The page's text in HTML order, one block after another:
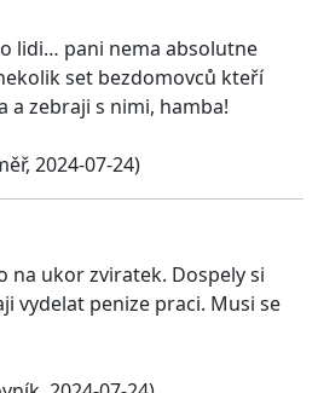
lidi… pani nema absolutne
set bezdomovců kteří
a zebraji s nimi, hamba!
2024-07-24)
na ukor zviratek. Dospely si
vydelat penize praci. Musi se